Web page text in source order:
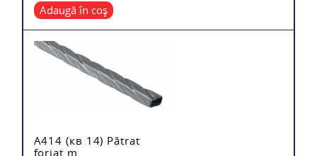
Adaugă în coș
A414 (кв 14) Pătrat
forjat m